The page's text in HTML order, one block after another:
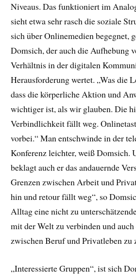
Niveaus. Das funktioniert im
sieht etwa sehr rasch die soziale
sich über Onlinemedien begegnet,
Domsich, der auch die Aufhebung
Verhältnis in der digitalen
Herausforderung wertet. „Was die
dass die körperliche Aktion und
wichtiger ist, als wir glauben. Die
Verbindlichkeit fällt weg.
vorbei.“ Man entschwinde in der
Konferenz leichter, weiß Domsich.
beklagt auch er das andauernde
Grenzen zwischen Arbeit und
hin und retour fällt weg“, so
Alltag eine nicht zu
mit der Welt zu verbinden und
zwischen Beruf und Privatleben zu
„Interessierte Gruppen“, ist sich